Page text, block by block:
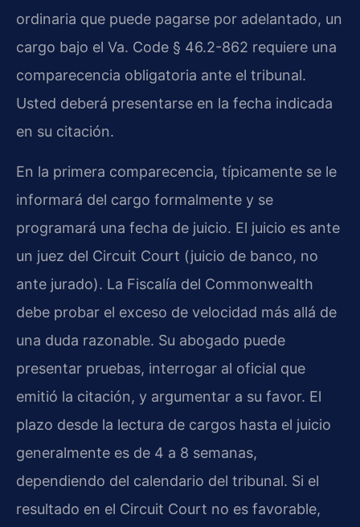
ordinaria que puede pagarse por adelantado, un
cargo bajo el Va. Code § 46.2-862 requiere una
comparecencia obligatoria ante el tribunal.
Usted deberá presentarse en la fecha indicada
en su citación.
En la primera comparecencia, típicamente se le
informará del cargo formalmente y se
programará una fecha de juicio. El juicio es ante
un juez del Circuit Court (juicio de banco, no
ante jurado). La Fiscalía del Commonwealth
debe probar el exceso de velocidad más allá de
una duda razonable. Su abogado puede
presentar pruebas, interrogar al oficial que
emitió la citación, y argumentar a su favor. El
plazo desde la lectura de cargos hasta el juicio
generalmente es de 4 a 8 semanas,
dependiendo del calendario del tribunal. Si el
resultado en el Circuit Court no es favorable,